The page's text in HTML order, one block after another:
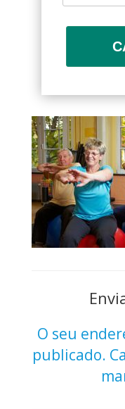
O seu
publicado.